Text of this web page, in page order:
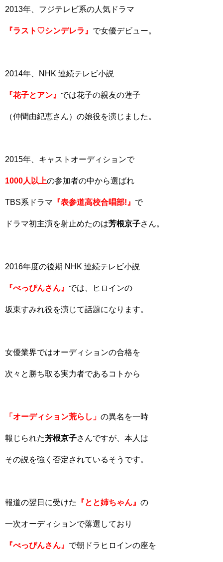
2013年、フジテレビ系の人気ドラマ
『ラスト♡シンデレラ』 で女優デビュー。
2014年、NHK 連続テレビ小説
『花子とアン』 では花子の親友の蓮子
（仲間由紀恵さん）の娘役を演じました。
2015年、キャストオーディションで
1000人以上の参加者の中から選ばれ
TBS系ドラマ 『表参道高校合唱部!』 で
ドラマ初主演を射止めたのは芳根京子さん。
2016年度の後期 NHK 連続テレビ小説
『べっぴんさん』 では、ヒロインの
坂東すみれ役を演じて話題になります。
女優業界ではオーディションの合格を
次々と勝ち取る実力者であるコトから
「オーディション荒らし」 の異名を一時
報じられた芳根京子さんですが、本人は
その説を強く否定されているそうです。
報道の翌日に受けた 『とと姉ちゃん』 の
一次オーディションで落選しており
『べっぴんさん』 で朝ドラヒロインの座を